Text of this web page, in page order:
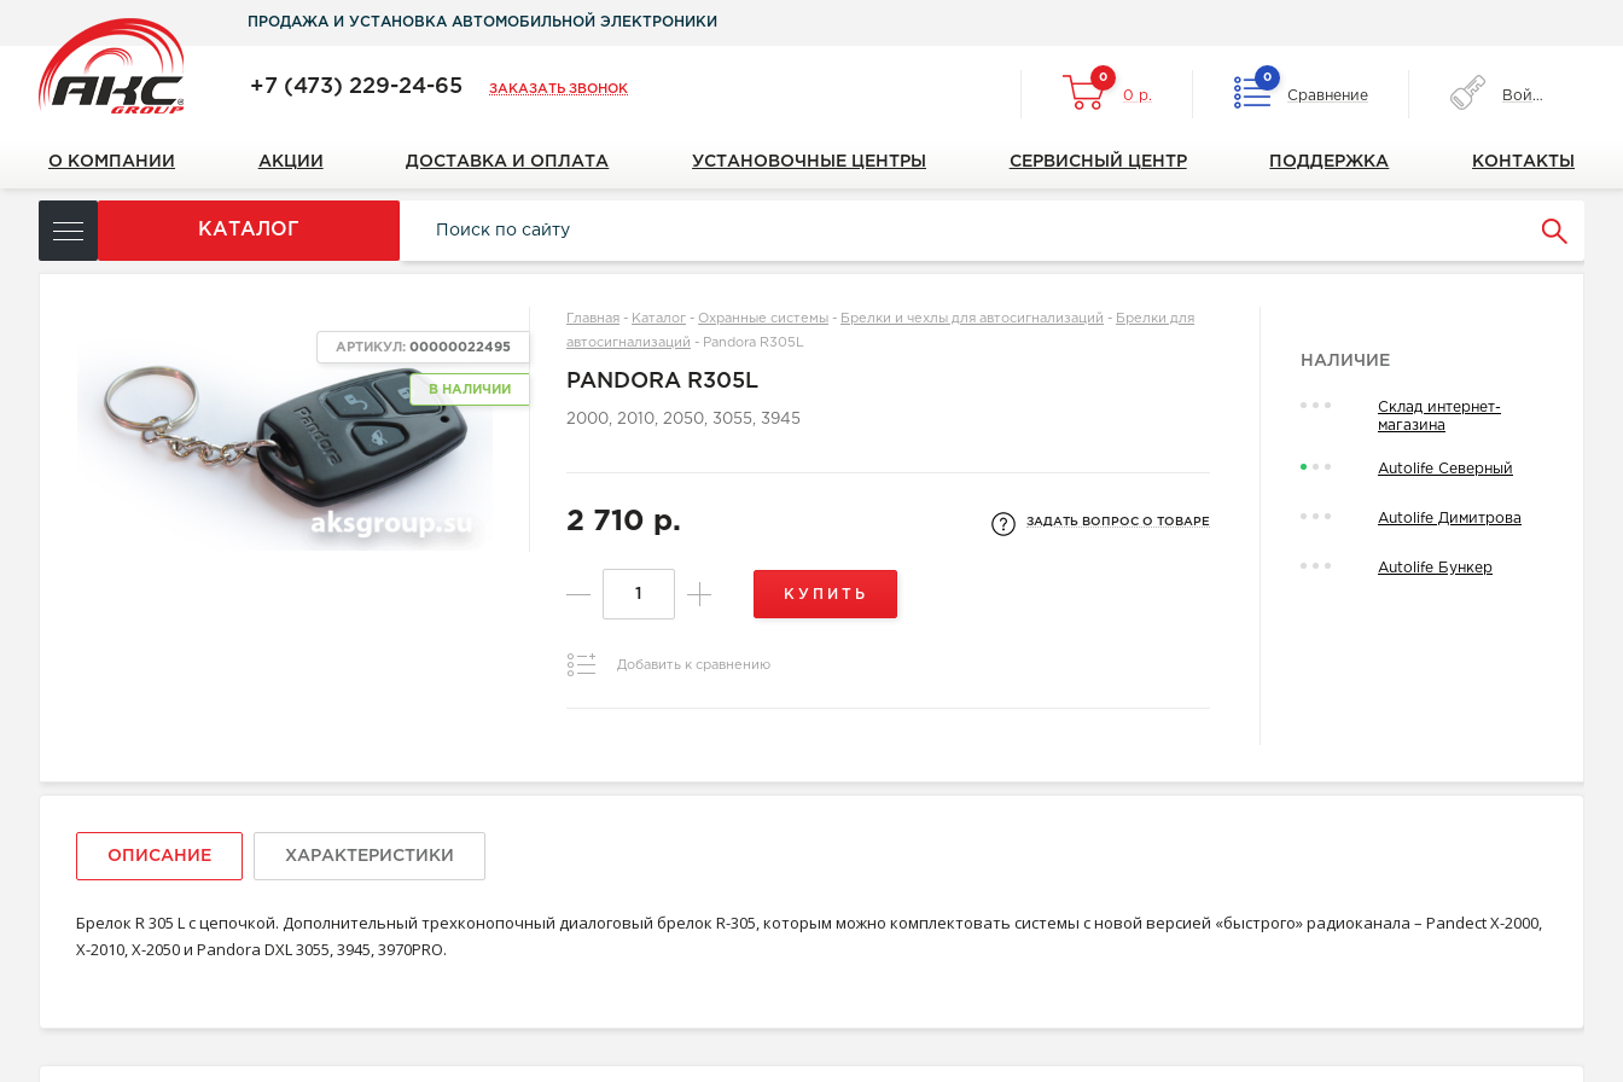
ПРОДАЖА И УСТАНОВКА АВТОМОБИЛЬНОЙ ЭЛЕКТРОНИКИ
+7 (473) 229-24-65 ЗАКАЗАТЬ ЗВОНОК
0
0 р.
0
Сравнение Войти
О КОМПАНИИ АКЦИИ ДОСТАВКА И ОПЛАТА УСТАНОВОЧНЫЕ ЦЕНТРЫ СЕРВИСНЫЙ ЦЕНТР ПОДДЕРЖКА КОНТАКТЫ
КАТАЛОГ
В НАЛИЧИИ
АРТИКУЛ:00000022495
Главная - Каталог - Охранные системы - Брелки и чехлы для автосигнализаций - Брелки для
автосигнализаций - Pandora R305L
PANDORA R305L
2000, 2010, 2050, 3055, 3945
2 710 р. ЗАДАТЬ ВОПРОС О ТОВАРЕ
КУПИТЬ
Добавить к сравнению
НАЛИЧИЕ
Склад интернет-
магазина
Autolife Северный
Autolife Димитрова
Autolife Бункер
ОПИСАНИЕ ХАРАКТЕРИСТИКИ
Брелок R 305 L с цепочкой. Дополнительный трехконопочный диалоговый брелок R-305, которым можно комплектовать системы с новой версией «быстрого» радиоканала – Pandect X-2000,
X-2010, X-2050 и Pandora DXL 3055, 3945, 3970PRO.